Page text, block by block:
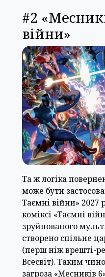
#2
війни»
Та ж логіка
може бути
Таємні війни» 2027
коміксі «Таємні
зруйнованого
створено спільне
(перш ніж врешті-
Всесвіт). Таким
загроза «Месників